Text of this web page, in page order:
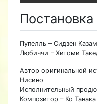
Постановка
Пупелль – Сидзен
Любиччи – Хитоми
Автор оригинальной
Нисино
Исполнительный
Композитор – Ко Танака